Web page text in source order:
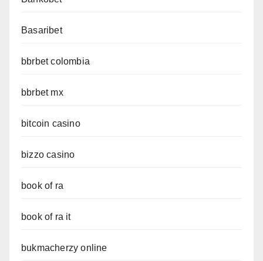
Basaribet
bbrbet colombia
bbrbet mx
bitcoin casino
bizzo casino
book of ra
book of ra it
bukmacherzy online